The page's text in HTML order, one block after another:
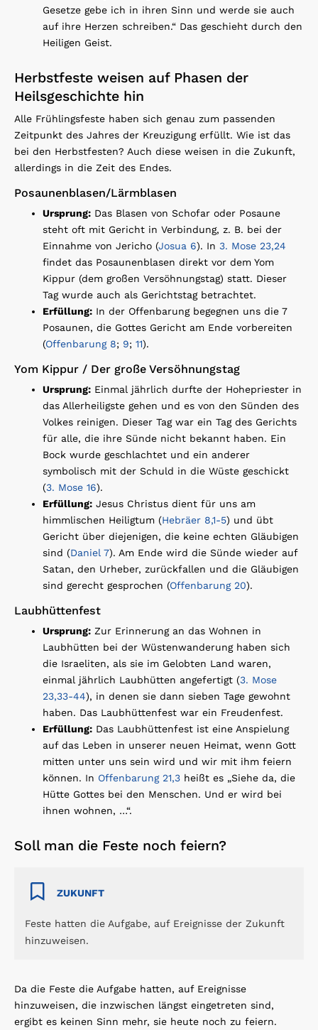
Gesetze gebe ich in ihren Sinn und werde sie auch
auf ihre Herzen schreiben.“ Das geschieht durch den
Heiligen Geist.
Herbstfeste weisen auf Phasen der
Heilsgeschichte hin
Alle Frühlingsfeste haben sich genau zum passenden
Zeitpunkt des Jahres der Kreuzigung erfüllt. Wie ist das
bei den Herbstfesten? Auch diese weisen in die Zukunft,
allerdings in die Zeit des Endes.
Posaunenblasen/Lärmblasen
Ursprung: Das Blasen von Schofar oder Posaune
steht oft mit Gericht in Verbindung, z. B. bei der
Einnahme von Jericho (Josua 6). In 3. Mose 23,24
findet das Posaunenblasen direkt vor dem Yom
Kippur (dem großen Versöhnungstag) statt. Dieser
Tag wurde auch als Gerichtstag betrachtet.
Erfüllung: In der Offenbarung begegnen uns die 7
Posaunen, die Gottes Gericht am Ende vorbereiten
(Offenbarung 8; 9; 11).
Yom Kippur / Der große Versöhnungstag
Ursprung: Einmal jährlich durfte der Hohepriester in
das Allerheiligste gehen und es von den Sünden des
Volkes reinigen. Dieser Tag war ein Tag des Gerichts
für alle, die ihre Sünde nicht bekannt haben. Ein
Bock wurde geschlachtet und ein anderer
symbolisch mit der Schuld in die Wüste geschickt
(3. Mose 16).
Erfüllung: Jesus Christus dient für uns am
himmlischen Heiligtum (Hebräer 8,1-5) und übt
Gericht über diejenigen, die keine echten Gläubigen
sind (Daniel 7). Am Ende wird die Sünde wieder auf
Satan, den Urheber, zurückfallen und die Gläubigen
sind gerecht gesprochen (Offenbarung 20).
Laubhüttenfest
Ursprung: Zur Erinnerung an das Wohnen in
Laubhütten bei der Wüstenwanderung haben sich
die Israeliten, als sie im Gelobten Land waren,
einmal jährlich Laubhütten angefertigt (3. Mose
23,33-44), in denen sie dann sieben Tage gewohnt
haben. Das Laubhüttenfest war ein Freudenfest.
Erfüllung: Das Laubhüttenfest ist eine Anspielung
auf das Leben in unserer neuen Heimat, wenn Gott
mitten unter uns sein wird und wir mit ihm feiern
können. In Offenbarung 21,3 heißt es „Siehe da, die
Hütte Gottes bei den Menschen. Und er wird bei
ihnen wohnen, …“.
Soll man die Feste noch feiern?
ZUKUNFT
Feste hatten die Aufgabe, auf Ereignisse der Zukunft
hinzuweisen.
Da die Feste die Aufgabe hatten, auf Ereignisse
hinzuweisen, die inzwischen längst eingetreten sind,
ergibt es keinen Sinn mehr, sie heute noch zu feiern.